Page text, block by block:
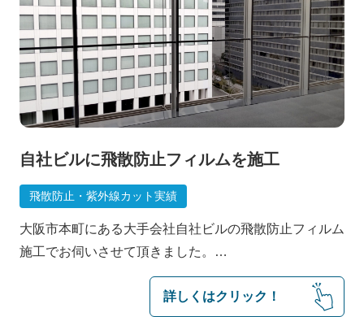
自社ビルに飛散防止フィルムを施工
飛散防止・紫外線カット実績
大阪市本町にある大手会社自社ビルの飛散防止フィルム
施工でお伺いさせて頂きました。…
詳しくはクリック！